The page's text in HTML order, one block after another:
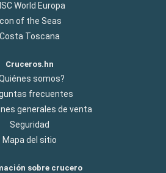
World Europa
Icon of the Seas
Costa Toscana
Cruceros.hn
somos?
frecuentes
generales de venta
Seguridad
Mapa del sitio
sobre crucero